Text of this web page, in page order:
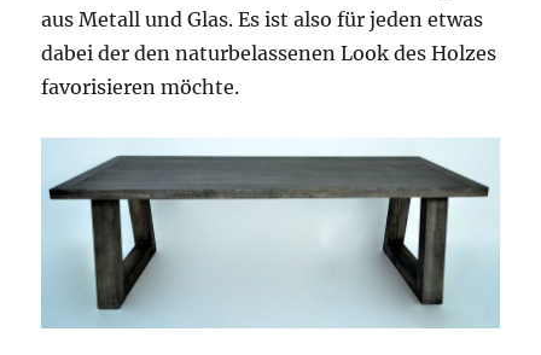
aus Metall und Glas. Es ist also für jeden etwas
dabei der den naturbelassenen Look des Holzes
favorisieren möchte.